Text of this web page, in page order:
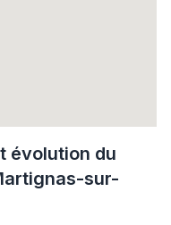
évolution du
sur-